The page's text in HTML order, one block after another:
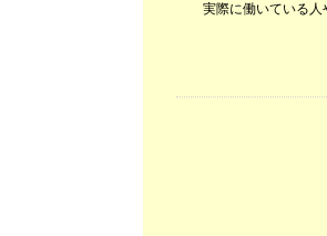
実際に働いている